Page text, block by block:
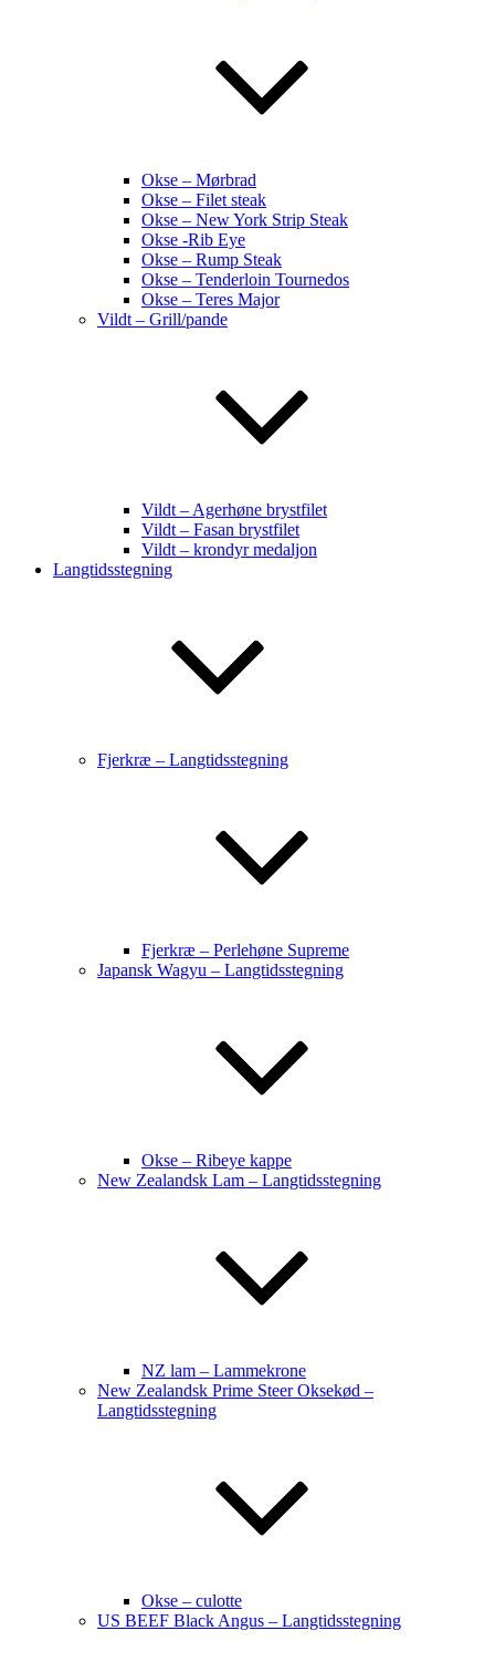
Okse – Mørbrad
Okse – Filet steak
Okse – New York Strip Steak
Okse -Rib Eye
Okse – Rump Steak
Okse – Tenderloin Tournedos
Okse – Teres Major
Vildt – Grill/pande
Vildt – Agerhøne brystfilet
Vildt – Fasan brystfilet
Vildt – krondyr medaljon
Langtidsstegning
Fjerkræ – Langtidsstegning
Fjerkræ – Perlehøne Supreme
Japansk Wagyu – Langtidsstegning
Okse – Ribeye kappe
New Zealandsk Lam – Langtidsstegning
NZ lam – Lammekrone
New Zealandsk Prime Steer Oksekød –
Langtidsstegning
Okse – culotte
US BEEF Black Angus – Langtidsstegning